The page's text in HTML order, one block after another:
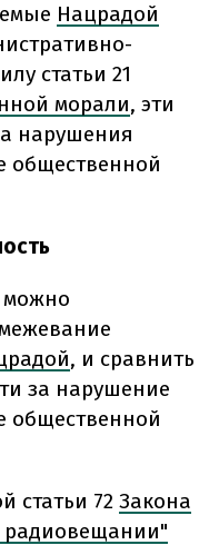
Нацрадой
статьи 21
морали, эти
нарушения
общественной
можно
, и сравнить
за нарушение
общественной
статьи 72 Закона
радиовещании"